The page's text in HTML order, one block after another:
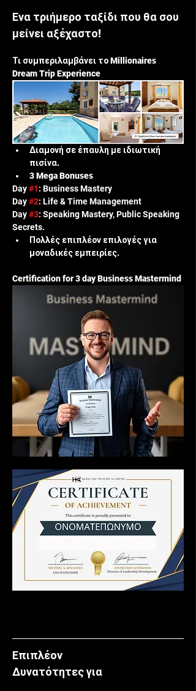
Ενα τριήμερο ταξίδι που θα σου
μείνει αξέχαστο!
Τι συμπεριλαμβάνει το Millionaires
Dream Trip Experience
Διαμονή σε έπαυλη με ιδιωτική
πισίνα.
3 Mega Bonuses
Day #1: Business Mastery
Day #2: Life & Time Management
Day #3: Speaking Mastery, Public Speaking
Secrets.
Πολλές επιπλέον επιλογές για
μοναδικές εμπειρίες.
Certification for 3 day Business Mastermind
Επιπλέον
Δυνατότητες για